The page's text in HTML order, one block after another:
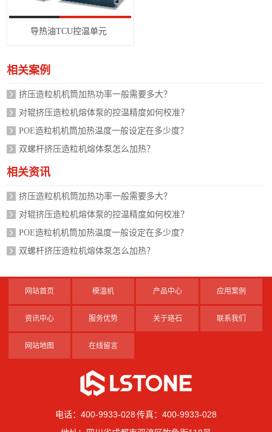
导热油TCU控温单元
相关案例
挤压造粒机机筒加热功率一般需要多大？
对辊挤压造粒机熔体泵的控温精度如何校准？
POE造粒机机筒加热温度一般设定在多少度？
双螺杆挤压造粒机熔体泵怎么加热？
相关资讯
挤压造粒机机筒加热功率一般需要多大？
对辊挤压造粒机熔体泵的控温精度如何校准？
POE造粒机机筒加热温度一般设定在多少度？
双螺杆挤压造粒机熔体泵怎么加热？
网站首页 模温机 产品中心 应用案例
资讯中心 服务优势 关于珞石 联系我们
网站地图 在线留言
电话：400-9933-028 传真：400-9933-028